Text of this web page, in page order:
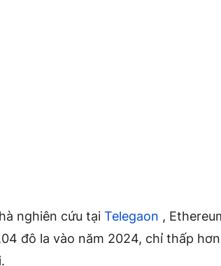
nghiên cứu tại Telegaon ,
đô la vào năm 2024, chỉ thấp